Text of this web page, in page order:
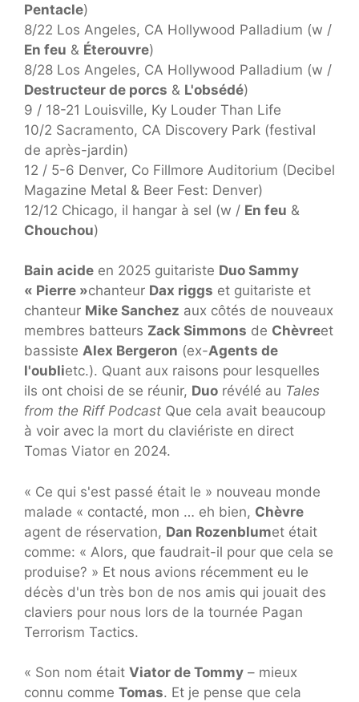
Pentacle)
8/22 Los Angeles, CA Hollywood Palladium (w /
En feu & Éterouvre)
8/28 Los Angeles, CA Hollywood Palladium (w /
Destructeur de porcs & L'obsédé)
9 / 18-21 Louisville, Ky Louder Than Life
10/2 Sacramento, CA Discovery Park (festival
de après-jardin)
12 / 5-6 Denver, Co Fillmore Auditorium (Decibel
Magazine Metal & Beer Fest: Denver)
12/12 Chicago, il hangar à sel (w / En feu &
Chouchou)
Bain acide en 2025 guitariste Duo Sammy
« Pierre »chanteur Dax riggs et guitariste et
chanteur Mike Sanchez aux côtés de nouveaux
membres batteurs Zack Simmons de Chèvreet
bassiste Alex Bergeron (ex-Agents de
l'oublietc.). Quant aux raisons pour lesquelles
ils ont choisi de se réunir, Duo révélé au Tales
from the Riff Podcast Que cela avait beaucoup
à voir avec la mort du claviériste en direct
Tomas Viator en 2024.
« Ce qui s'est passé était le » nouveau monde
malade « contacté, mon … eh bien, Chèvre
agent de réservation, Dan Rozenblumet était
comme: « Alors, que faudrait-il pour que cela se
produise? » Et nous avions récemment eu le
décès d'un très bon de nos amis qui jouait des
claviers pour nous lors de la tournée Pagan
Terrorism Tactics.
« Son nom était Viator de Tommy – mieux
connu comme Tomas. Et je pense que cela